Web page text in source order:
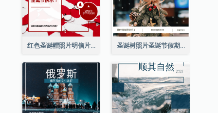
红色圣诞帽照片明信片 圣诞树照片圣诞节假期明信片